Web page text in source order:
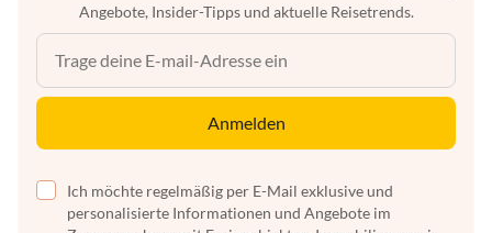
Angebote, Insider-Tipps und aktuelle Reisetrends.
Anmelden
Ich möchte regelmäßig per E-Mail exklusive und
personalisierte Informationen und Angebote im